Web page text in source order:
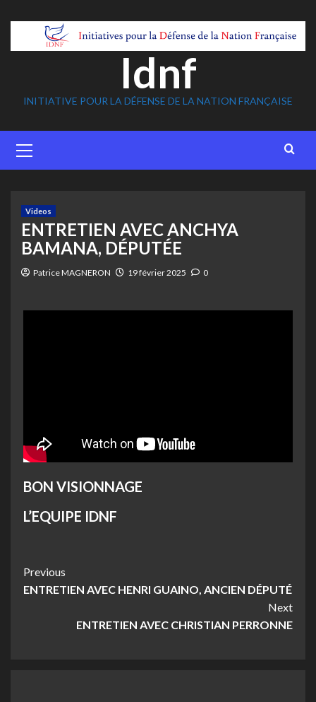
Idnf
INITIATIVE POUR LA DÉFENSE DE LA NATION FRANÇAISE
Menu
Videos
ENTRETIEN AVEC ANCHYA
BAMANA, DÉPUTÉE
Patrice MAGNERON 19 février 2025 0
BON VISIONNAGE
L’EQUIPE IDNF
Post
Navigation
Previous
ENTRETIEN AVEC HENRI GUAINO, ANCIEN DÉPUTÉ
Next
ENTRETIEN AVEC CHRISTIAN PERRONNE